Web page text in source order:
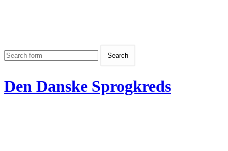
Den Danske Sprogkreds